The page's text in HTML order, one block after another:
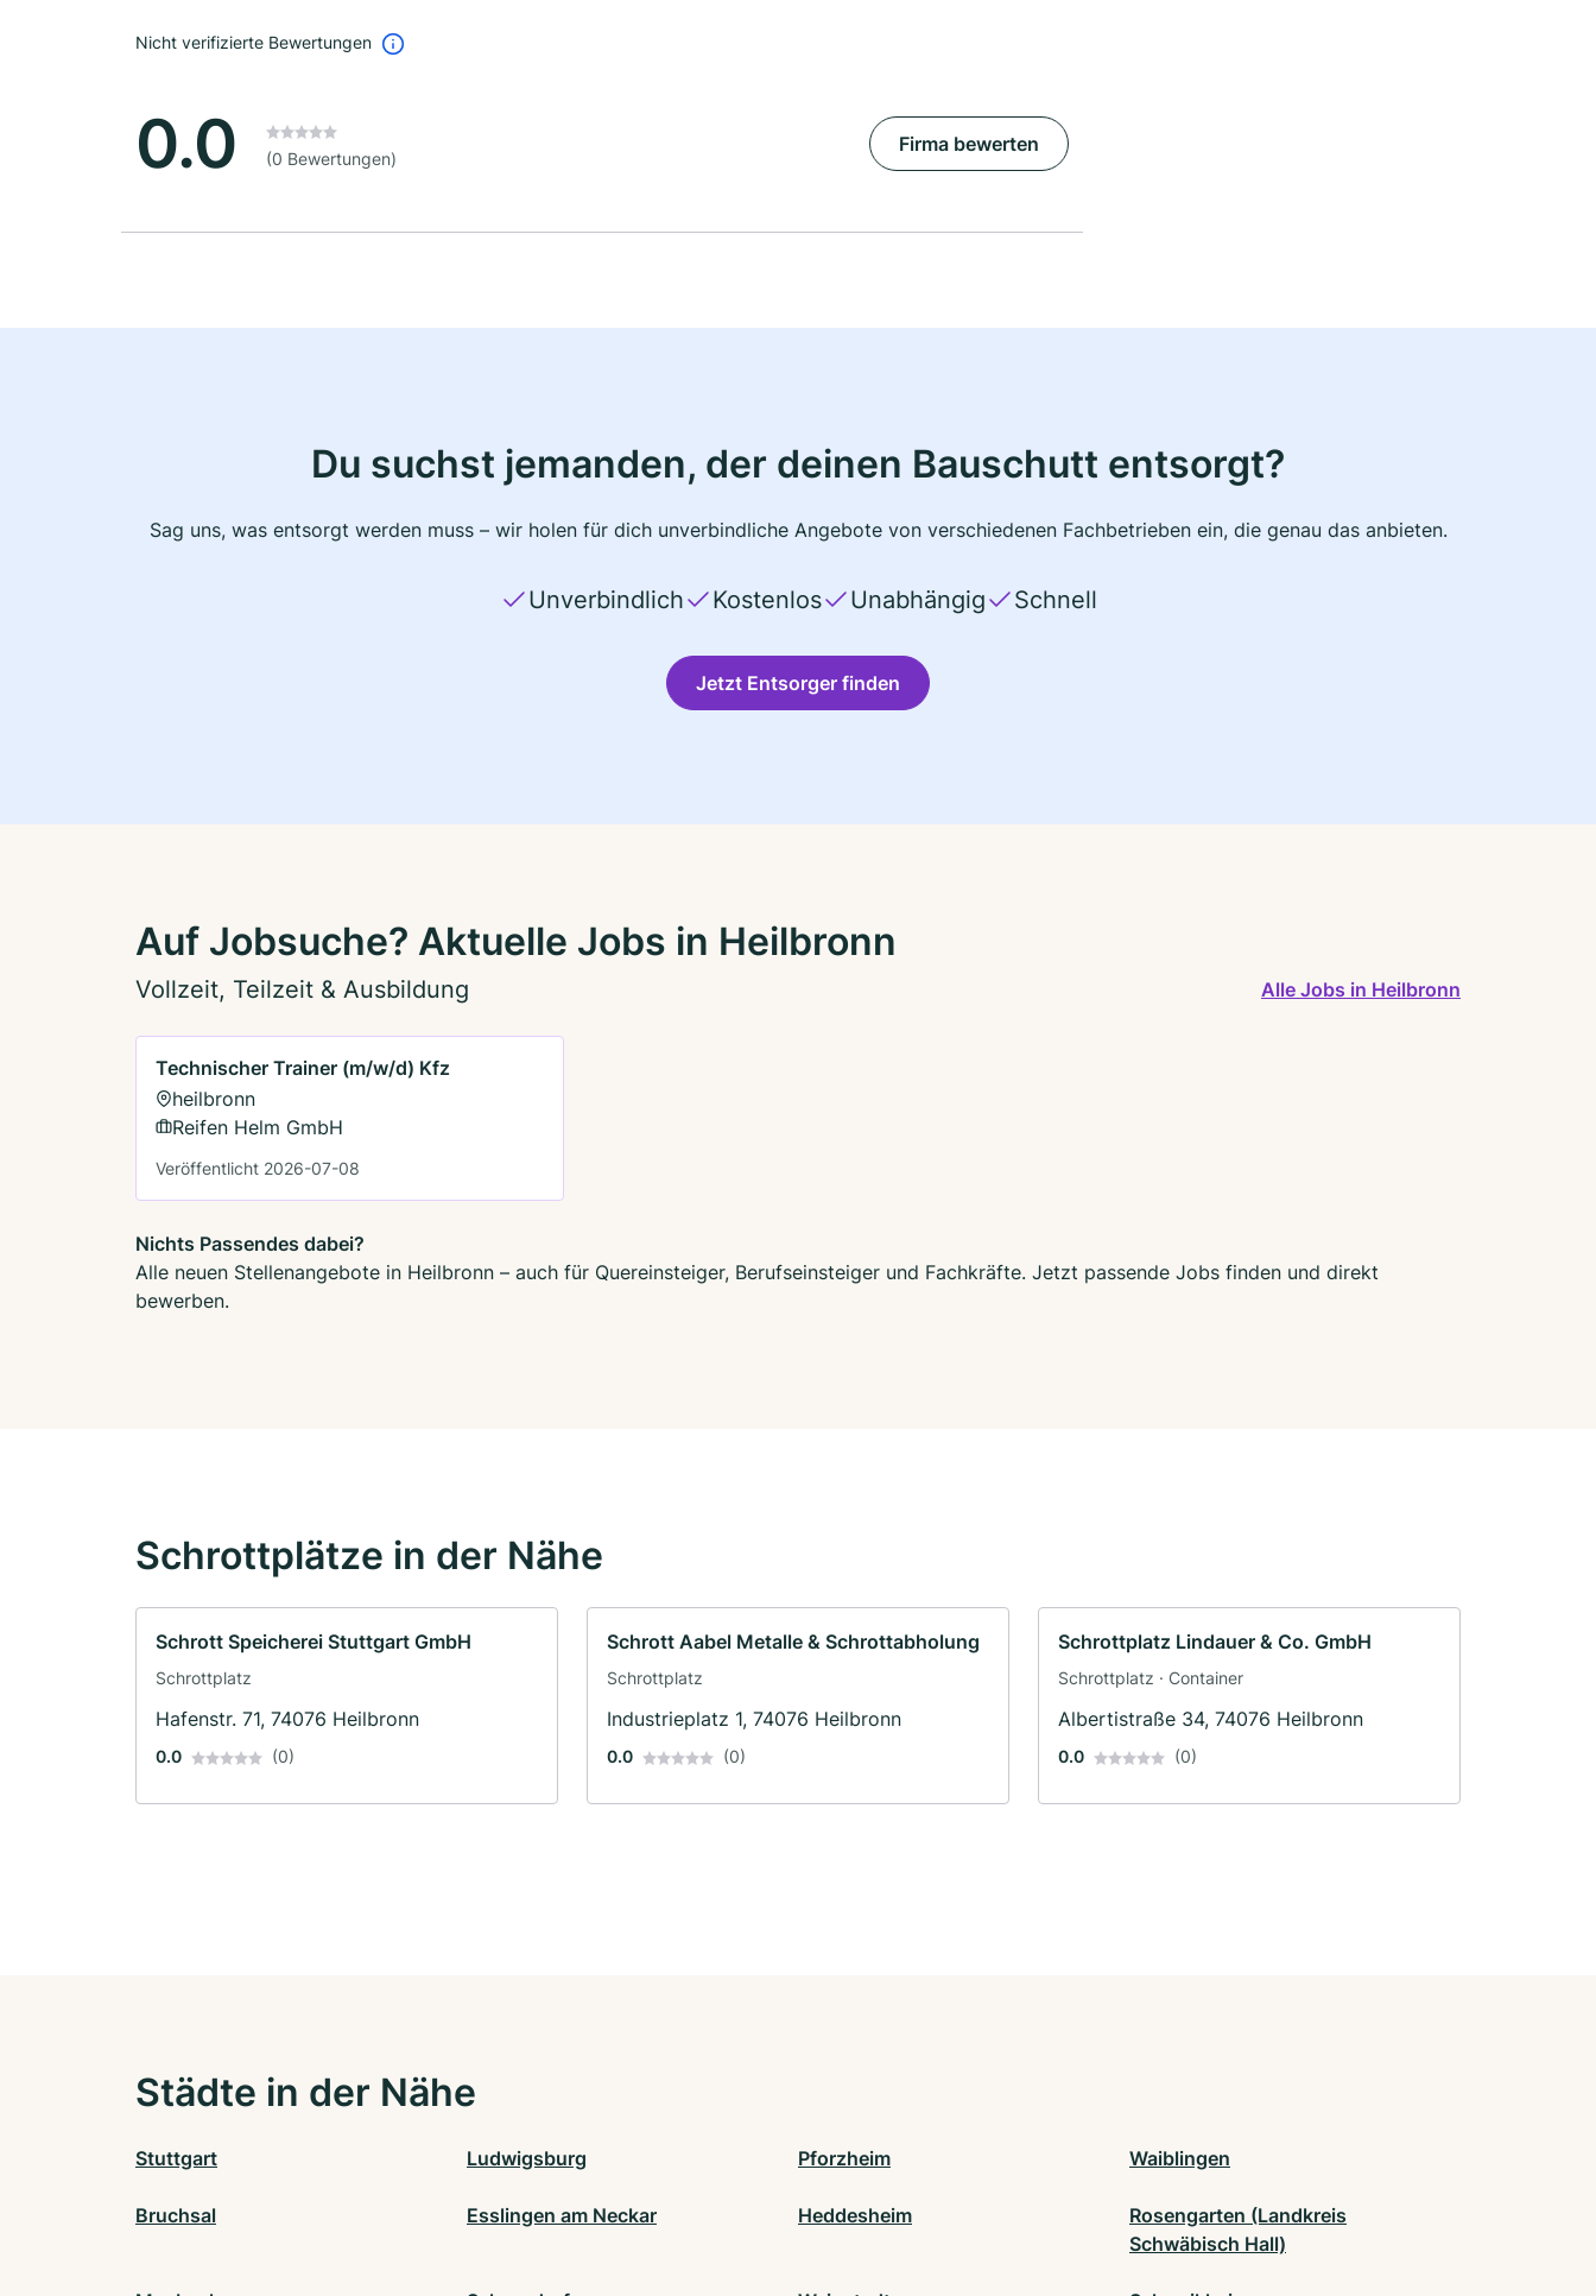
Nicht verifizierte Bewertungen
0.0 (0 Bewertungen)
Firma bewerten
Du suchst jemanden, der deinen Bauschutt entsorgt?
Sag uns, was entsorgt werden muss – wir holen für dich unverbindliche Angebote von verschiedenen Fachbetrieben ein, die genau das anbieten.
Unverbindlich Kostenlos Unabhängig Schnell
Jetzt Entsorger finden
Auf Jobsuche? Aktuelle Jobs in Heilbronn
Vollzeit, Teilzeit & Ausbildung Alle Jobs in Heilbronn
Technischer Trainer (m/w/d) Kfz
heilbronn
Reifen Helm GmbH
Veröffentlicht 2026-07-08
Nichts Passendes dabei?
Alle neuen Stellenangebote in Heilbronn – auch für Quereinsteiger, Berufseinsteiger und Fachkräfte. Jetzt passende Jobs finden und direkt
bewerben.
Schrottplätze in der Nähe
Schrott Speicherei Stuttgart GmbH
Schrottplatz
Hafenstr. 71, 74076 Heilbronn
0.0 (0)
Schrott Aabel Metalle & Schrottabholung
Schrottplatz
Industrieplatz 1, 74076 Heilbronn
0.0 (0)
Schrottplatz Lindauer & Co. GmbH
Schrottplatz · Container
Albertistraße 34, 74076 Heilbronn
0.0 (0)
Städte in der Nähe
Stuttgart Ludwigsburg Pforzheim Waiblingen
Bruchsal Esslingen am Neckar Heddesheim
Rosengarten (Landkreis
Schwäbisch Hall)